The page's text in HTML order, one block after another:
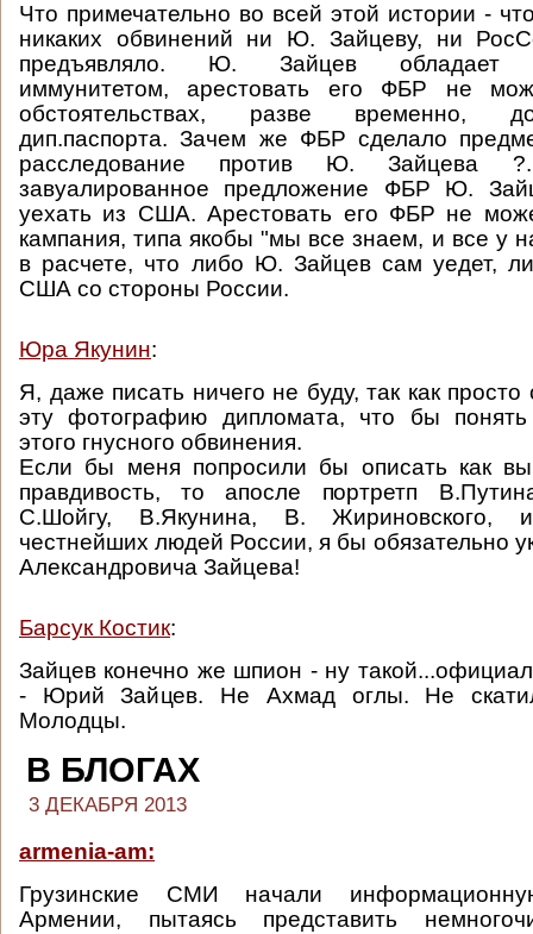
Что примечательно во всей этой истории -
никаких обвинений ни Ю. Зайцеву, ни
предъявляло. Ю. Зайцев обладает
иммунитетом, арестовать его ФБР не
обстоятельствах, разве временно,
дип.паспорта. Зачем же ФБР сделало
расследование против Ю. Зайцева
завуалированное предложение ФБР Ю.
уехать из США. Арестовать его ФБР не
кампания, типа якобы "мы все знаем, и все у
в расчете, что либо Ю. Зайцев сам уедет,
США со стороны России.
Юра Якунин:
Я, даже писать ничего не буду, так как просто
эту фотографию дипломата, что бы понять
этого гнусного обвинения.
Если бы меня попросили бы описать как
правдивость, то апосле портретп
С.Шойгу, В.Якунина, В. Жириновского,
честнейших людей России, я бы обязательно
Александровича Зайцева!
Барсук Костик:
Зайцев конечно же шпион - ну
- Юрий Зайцев. Не Ахмад оглы. Не
Молодцы.
В БЛОГАХ
3 ДЕКАБРЯ 2013
armenia-am:
Грузинские СМИ начали
Армении, пытаясь представить